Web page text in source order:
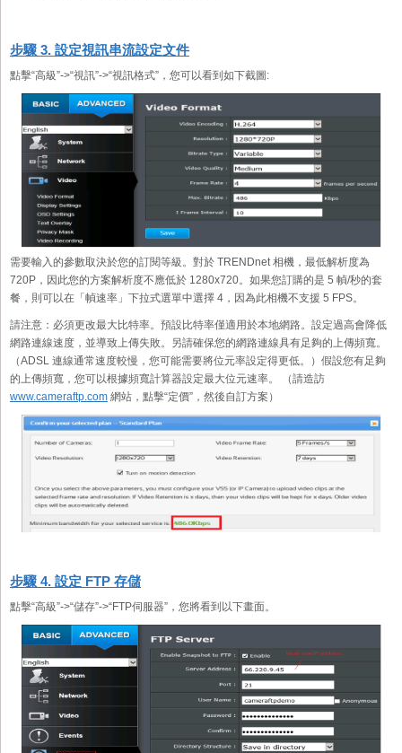
步驟 3. 設定視訊串流設定文件
點擊“高級”->“視訊”->“視訊格式”，您可以看到如下截圖:
需要輸入的參數取決於您的訂閱等級。對於 TRENDnet 相機，最低解析度為
720P，因此您的方案解析度不應低於 1280x720。如果您訂購的是 5 幀/秒的套
餐，則可以在「幀速率」下拉式選單中選擇 4，因為此相機不支援 5 FPS。
請注意：必須更改最大比特率。預設比特率僅適用於本地網路。設定過高會降低
網路連線速度，並導致上傳失敗。另請確保您的網路連線具有足夠的上傳頻寬。
（ADSL 連線通常速度較慢，您可能需要將位元率設定得更低。）假設您有足夠
的上傳頻寬，您可以根據頻寬計算器設定最大位元速率。 （請造訪
www.cameraftp.com 網站，點擊“定價”，然後自訂方案）
步驟 4. 設定 FTP 存儲
點擊“高級”->“儲存”->“FTP伺服器”，您將看到以下畫面。